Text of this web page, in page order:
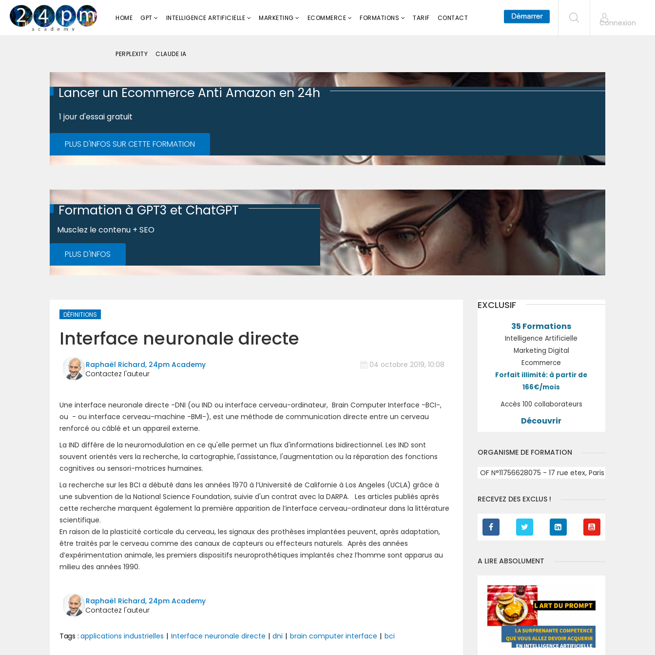
HOME GPT INTELLIGENCE ARTIFICIELLE MARKETING ECOMMERCE FORMATIONS TARIF CONTACT
PERPLEXITY CLAUDE IA
Connexion
Lancer un Ecommerce Anti Amazon en 24h
1 jour d'essai gratuit
PLUS D'INFOS SUR CETTE FORMATION
Formation à GPT3 et ChatGPT
Musclez le contenu + SEO
PLUS D'INFOS
DÉFINITIONS
Interface neuronale directe
Raphaël Richard, 24pm Academy 04 octobre 2019, 10:08
Une interface neuronale directe -DNI (ou IND ou interface cerveau-ordinateur, Brain Computer Interface -BCI-,
ou - ou interface cerveau-machine -BMI-), est une méthode de communication directe entre un cerveau
renforcé ou câblé et un appareil externe.
La IND diffère de la neuromodulation en ce qu'elle permet un flux d'informations bidirectionnel. Les IND sont
souvent orientés vers la recherche, la cartographie, l'assistance, l'augmentation ou la réparation des fonctions
cognitives ou sensori-motrices humaines.
La recherche sur les BCI a débuté dans les années 1970 à l’Université de Californie à Los Angeles (UCLA) grâce à
une subvention de la National Science Foundation, suivie d'un contrat avec la DARPA. Les articles publiés après
cette recherche marquent également la première apparition de l’interface cerveau-ordinateur dans la littérature
scientifique.
En raison de la plasticité corticale du cerveau, les signaux des prothèses implantées peuvent, après adaptation,
être traités par le cerveau comme des canaux de capteurs ou effecteurs naturels. Après des années
d’expérimentation animale, les premiers dispositifs neuroprothétiques implantés chez l’homme sont apparus au
milieu des années 1990.
Raphaël Richard, 24pm Academy
Tags : applications industrielles | Interface neuronale directe | dni | brain computer interface | bci
EXCLUSIF
35 Formations
Intelligence Artificielle
Marketing Digital
Ecommerce
Forfait illimité: à partir de
166€/mois
Accès 100 collaborateurs
Découvrir
ORGANISME DE FORMATION
OF N°11756628075 - 17 rue etex, Paris
RECEVEZ DES EXCLUS !
A LIRE ABSOLUMENT